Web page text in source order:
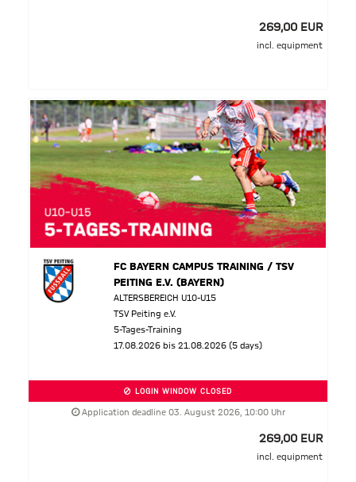
269,00 EUR
incl. equipment
FC BAYERN CAMPUS TRAINING / TSV
PEITING E.V. (BAYERN)
ALTERSBEREICH U10-U15
TSV Peiting e.V.
5-Tages-Training
17.08.2026 bis 21.08.2026 (5 days)
LOGIN WINDOW CLOSED
Application deadline 03. August 2026, 10:00 Uhr
269,00 EUR
incl. equipment